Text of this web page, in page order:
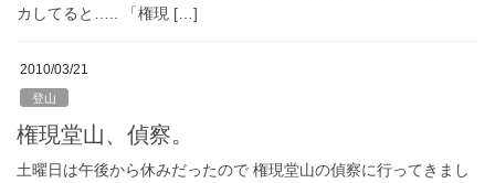
カしてると….. 「権現 […]
2010/03/21
登山
権現堂山、偵察。
土曜日は午後から休みだったので 権現堂山の偵察に行ってきまし